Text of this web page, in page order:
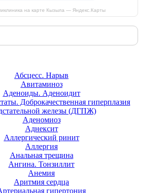
на карте Кызыла — Яндекс.Карты
Абсцесс. Нарыв
Авитаминоз
Аденоиды. Аденоидит
Доброкачественная гиперплазия
железы (ДГПЖ)
Аденомиоз
Аднексит
Аллергический ринит
Аллергия
Анальная трещина
Ангина. Тонзиллит
Анемия
Аритмия сердца
гипертония